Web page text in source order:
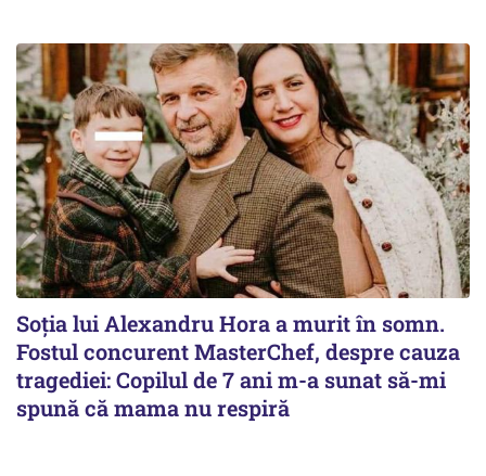
Soția lui Alexandru Hora a murit în somn.
Fostul concurent MasterChef, despre cauza
tragediei: Copilul de 7 ani m-a sunat să-mi
spună că mama nu respiră